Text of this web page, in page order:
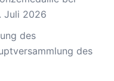
Juli 2026
des
des